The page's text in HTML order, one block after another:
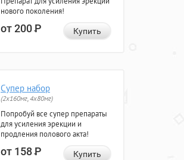
нового поколения!
от 200Р Купить
Супер набор
(2х160мг, 4х80мг)
Попробуй все супер препараты
для усиления эрекции и
продления полового акта!
от 158Р Купить